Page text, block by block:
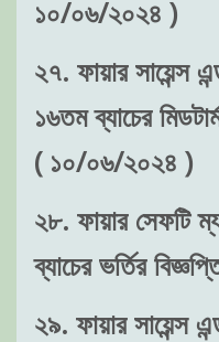
১০/০৬/২০২৪ )
২৭. ফায়ার সায়েন্স
১৬তম ব্যাচের
( ১০/০৬/২০২৪ )
২৮. ফায়ার সেফটি
ব্যাচের ভর্তির
২৯. ফায়ার সায়েন্স